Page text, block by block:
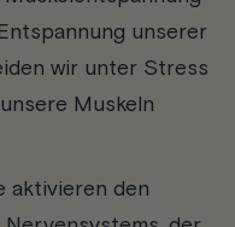
unserer
wir unter Stress
Muskeln
aktivieren den